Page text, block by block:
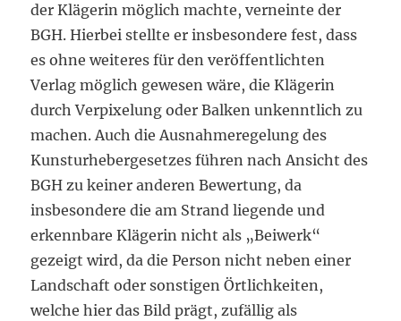
der Klägerin möglich machte, verneinte der
BGH. Hierbei stellte er insbesondere fest, dass
es ohne weiteres für den veröffentlichten
Verlag möglich gewesen wäre, die Klägerin
durch Verpixelung oder Balken unkenntlich zu
machen. Auch die Ausnahmeregelung des
Kunsturhebergesetzes führen nach Ansicht des
BGH zu keiner anderen Bewertung, da
insbesondere die am Strand liegende und
erkennbare Klägerin nicht als „Beiwerk“
gezeigt wird, da die Person nicht neben einer
Landschaft oder sonstigen Örtlichkeiten,
welche hier das Bild prägt, zufällig als